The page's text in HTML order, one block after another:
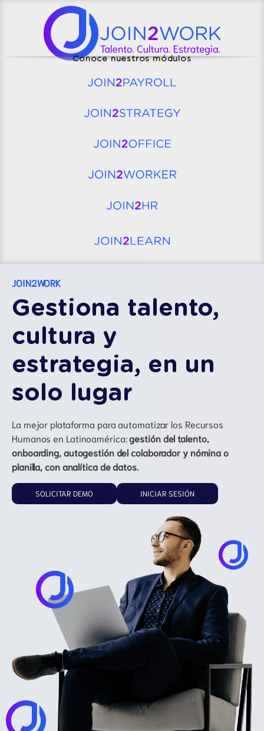
Conoce nuestros módulos
JOIN2WORK
Gestiona talento,
cultura y
estrategia, en un
solo lugar
La mejor plataforma para automatizar los Recursos
Humanos en Latinoamérica:gestión del talento,
onboarding, autogestión del colaborador y nómina o
planilla, con analítica de datos.
SOLICITAR DEMO INICIAR SESIÓN